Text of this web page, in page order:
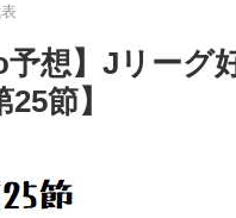
予想】Jリー
節】